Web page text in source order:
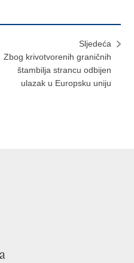
Sljedeća
Zbog krivotvorenih graničnih
štambilja strancu odbijen
ulazak u Europsku uniju